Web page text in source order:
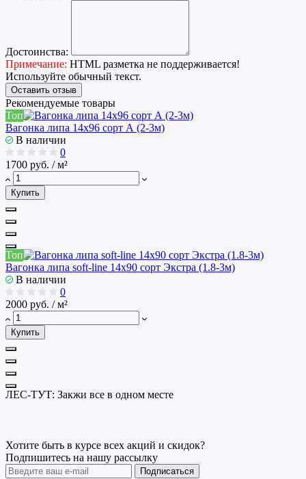
Достоинства:
Примечание: HTML разметка не поддерживается!
Используйте обычный текст.
Оставить отзыв
Рекомендуемые товары
Топ
Вагонка липа 14х96 сорт А (2-3м)
В наличии
0
1700 руб. / м²
Купить
Топ
Вагонка липа soft-line 14х90 сорт Экстра (1.8-3м)
В наличии
0
2000 руб. / м²
Купить
ЛЕС-ТУТ: Закжи все в одном месте
Хотите быть в курсе всех акций и скидок?
Подпишитесь на нашу рассылку
Подписаться